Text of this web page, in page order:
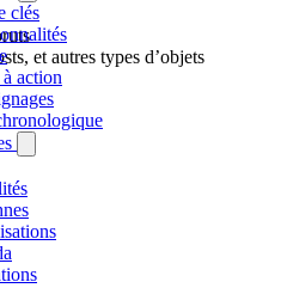
clés
action
et autres types d’objets